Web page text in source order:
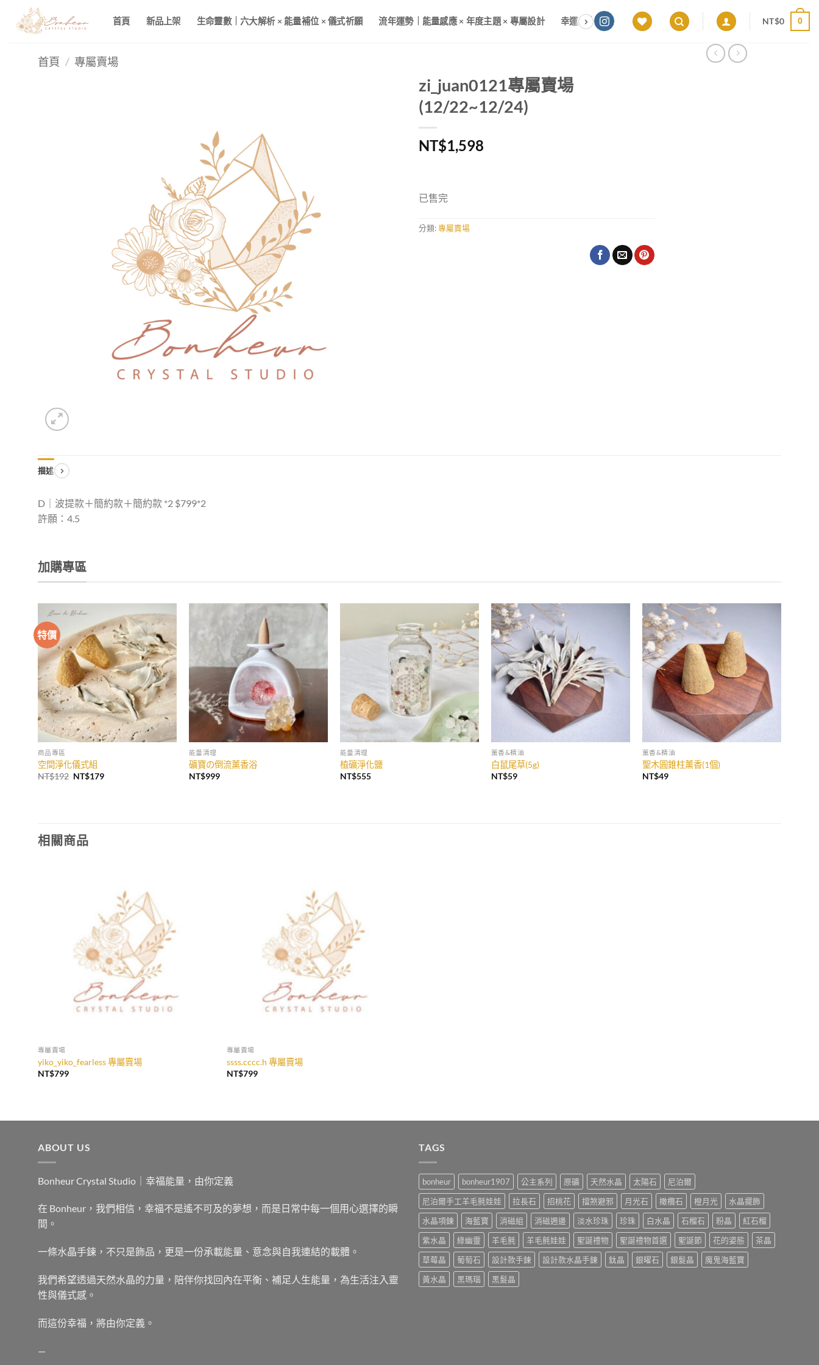
首頁 新品上架 生命靈數｜六大解析 × 能量補位 × 儀式祈願 流年運勢｜能量感應 × 年度主題 × 專屬設計 幸運色｜能量感應 × 色彩頻率 × 專屬設計 願望顯化｜意圖啟動
NT$0 0
首頁 / 專屬賣場
zi_juan0121專屬賣場
(12/22~12/24)
NT$1,598
已售完
分類:專屬賣場
描述
D｜波提款＋簡約款＋簡約款 *2 $799*2
許願：4.5
加購專區
特價
商品專區
空間淨化儀式組
NT$192 原
NT$179目
能量清理
礦寶の倒流薰香浴
NT$999
能量清理
植礦淨化鹽
NT$555
薰香&精油
白鼠尾草(5g)
NT$59
薰香&精油
聖木圓錐柱薰香(1個)
NT$49
相關商品
專屬賣場
yiko_yiko_fearless 專屬賣場
NT$799
專屬賣場
ssss.cccc.h 專屬賣場
NT$799
ABOUT US
Bonheur Crystal Studio｜幸福能量，由你定義
在 Bonheur，我們相信，幸福不是遙不可及的夢想，而是日常中每一個用心選擇的瞬
間。
一條水晶手鍊，不只是飾品，更是一份承載能量、意念與自我連結的載體。
我們希望透過天然水晶的力量，陪伴你找回內在平衡、補足人生能量，為生活注入靈
性與儀式感。
而這份幸福，將由你定義。
—
TAGS
bonheur bonheur1907 公主系列 原礦 天然水晶 太陽石
尼泊爾
尼泊爾手工羊毛氈娃娃
拉長石 招桃花 擋煞避邪 月光石 橄欖石 橙月光
水晶擺飾
水晶項鍊
海藍寶 消磁組 消磁週邊 淡水珍珠 珍珠 白水晶 石榴石 粉晶
紅石榴
紫水晶
綠幽靈 羊毛氈 羊毛氈娃娃 聖誕禮物 聖誕禮物首選 聖誕節 花的姿態
茶晶
草莓晶
葡萄石 設計款手鍊 設計款水晶手鍊 鈦晶 銀曜石 銀髮晶
魔鬼海藍寶
黃水晶
黑瑪瑙 黑髮晶